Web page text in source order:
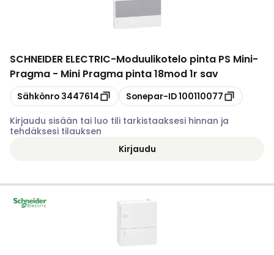
SCHNEIDER ELECTRIC-Moduulikotelo pinta PS Mini-
Pragma - Mini Pragma pinta 18mod 1r sav
Kopioi
Sähkönro 3447614 Kopioi
Sonepar-ID100110077
Kirjaudu sisään tai luo tili tarkistaaksesi hinnan ja
tehdäksesi tilauksen
Kirjaudu